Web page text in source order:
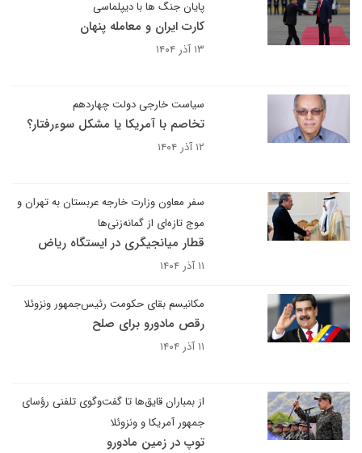
پایان جنگ ها با دیپلماسی
کارت ایران و معامله پنهان
۱۳ آذر ۱۴۰۴
سیاست خارجی دولت چهاردهم
تخاصم با آمریکا یا مشکل سوء‌رفتار؟
۱۲ آذر ۱۴۰۴
سفر معاون وزارت خارجه عربستان به تهران و
موج تازه‌ای از گمانه‌زنی‌ها
قطار میانجیگری در ایستگاه ریاض
۱۱ آذر ۱۴۰۴
مکانیسم بقای حکومت رئیس‌جمهور ونزوئلا
رقص مادورو برای صلح
۱۱ آذر ۱۴۰۴
از بمباران قایق‌ها تا گفت‌وگوی تلفنی رؤسای
جمهور آمریکا و ونزوئلا
توپ در زمین مادورو